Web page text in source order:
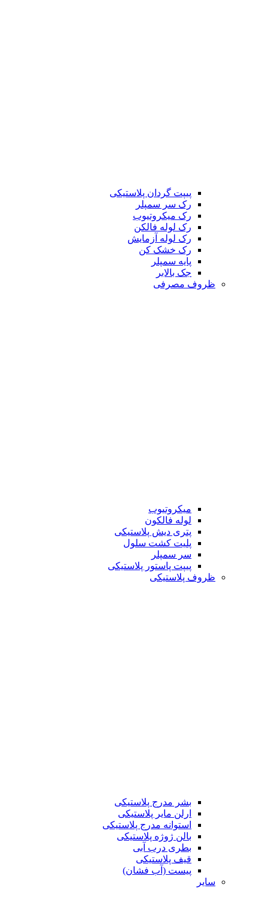
پیپت گردان پلاستیکی
رک سر سمپلر
رک میکروتیوب
رک لوله فالکن
رک لوله آزمایش
رک خشک کن
پایه سمپلر
جک بالابر
ظروف مصرفی
میکروتیوب
لوله فالکون
پتری دیش پلاستیکی
پلیت کشت سلول
سر سمپلر
پیپت پاستور پلاستیکی
ظروف پلاستیکی
بشر مدرج پلاستیکی
ارلن مایر پلاستیکی
استوانه مدرج پلاستیکی
بالن ژوژه پلاستیکی
بطری درب آبی
قیف پلاستیکی
پیست (آب فشان)
سایر